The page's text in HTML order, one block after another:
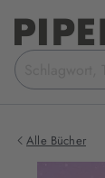
Suchbegriff
eingeben
Alle Bücher